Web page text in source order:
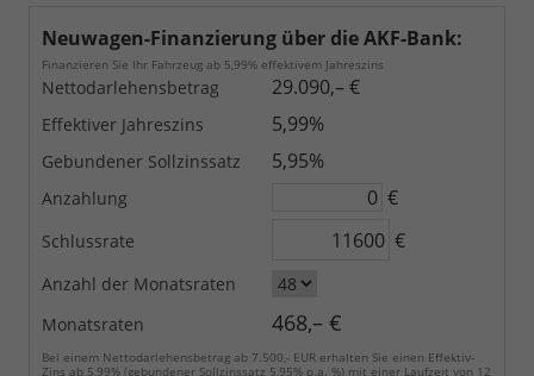
Neuwagen-Finanzierung über die AKF-Bank:
Finanzieren Sie Ihr Fahrzeug ab 5,99% effektivem Jahreszins
Nettodarlehensbetrag 29.090,– €
Effektiver Jahreszins 5,99%
Gebundener Sollzinssatz 5,95%
Anzahlung €
Schlussrate €
Anzahl der Monatsraten
Monatsraten
468,– €
Bei einem Nettodarlehensbetrag ab 7.500,- EUR erhalten Sie einen Effektiv-
Zins ab 5,99% (gebundener Sollzinssatz 5,95% p.a. %) mit einer Laufzeit von 12